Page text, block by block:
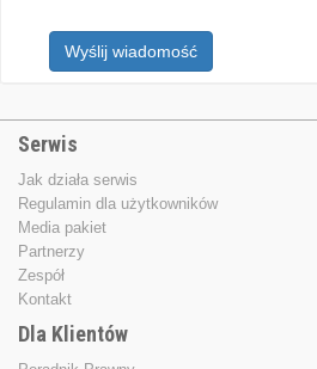
Wyślij wiadomość
Serwis
Jak działa serwis
Regulamin dla użytkowników
Media pakiet
Partnerzy
Zespół
Kontakt
Dla Klientów